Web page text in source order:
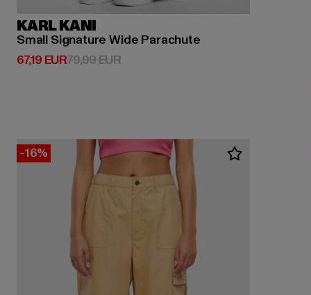
KARL KANI
Small Signature Wide Parachute
67,19 EUR
Derzeitiger Preis: 67,19 EUR
79,99 EURAktionspreis: 79,99 EUR
-16%